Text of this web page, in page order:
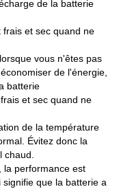
de la batterie
et sec quand ne
vous n'êtes pas
de l'énergie,
batterie
et sec quand ne
de la température
Évitez donc la
chaud.
la performance est
que la batterie a